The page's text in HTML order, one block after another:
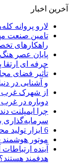
آخرین اخبار
لارو پروانه
تامین صنعت
راهکارهای
پایان عصر
حرفه ای ارتقا
تأثیر فضای
و آشنایی در
از شهرک غرب
دوباره در غرب
چرا ایمپلنت
سرمایه‌گذاری
6 ابزار تولید محتوا در سنجور که هر نویسنده به آن‌ها نیاز دارد
موتور
آینده
هدفمند هستند؟